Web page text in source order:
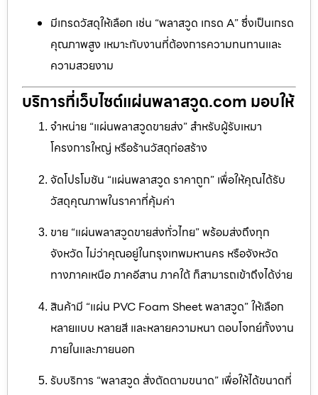
มีเกรดวัสดุให้เลือก เช่น “พลาสวูด เกรด A” ซึ่งเป็นเกรด
คุณภาพสูง เหมาะกับงานที่ต้องการความทนทานและ
ความสวยงาม
บริการที่เว็บไซต์แผ่นพลาสวูด.com มอบให้
จำหน่าย “แผ่นพลาสวูดขายส่ง” สำหรับผู้รับเหมา
โครงการใหญ่ หรือร้านวัสดุก่อสร้าง
จัดโปรโมชัน “แผ่นพลาสวูด ราคาถูก” เพื่อให้คุณได้รับ
วัสดุคุณภาพในราคาที่คุ้มค่า
ขาย “แผ่นพลาสวูดขายส่งทั่วไทย” พร้อมส่งถึงทุก
จังหวัด ไม่ว่าคุณอยู่ในกรุงเทพมหานคร หรือจังหวัด
ทางภาคเหนือ ภาคอีสาน ภาคใต้ ก็สามารถเข้าถึงได้ง่าย
สินค้ามี “แผ่น PVC Foam Sheet พลาสวูด” ให้เลือก
หลายแบบ หลายสี และหลายความหนา ตอบโจทย์ทั้งงาน
ภายในและภายนอก
รับบริการ “พลาสวูด สั่งตัดตามขนาด” เพื่อให้ได้ขนาดที่